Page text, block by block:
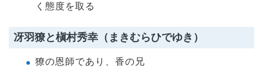
く態度を取る
冴羽獠と槇村秀幸（まきむらひでゆき）
獠の恩師であり、香の兄